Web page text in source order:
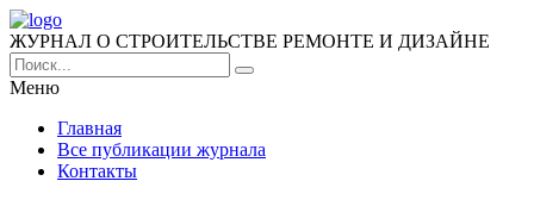
ЖУРНАЛ О СТРОИТЕЛЬСТВЕ РЕМОНТЕ И ДИЗАЙНЕ
Меню
Главная
Все публикации журнала
Контакты